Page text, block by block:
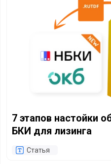
7 этапов настойки
БКИ для лизинга
Статья